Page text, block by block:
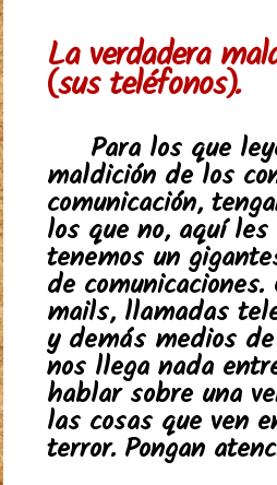
La verdadera
(sus teléfonos).
Para los que
maldición de los
comunicación,
los que no, aquí
tenemos un
de
mails, llamadas
y demás medios
nos llega nada
hablar sobre una
las cosas que ven
terror. Pongan